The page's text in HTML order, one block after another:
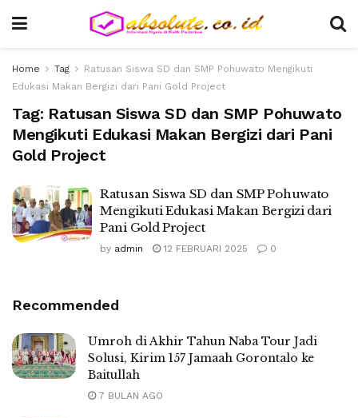
Home Tag
Ratusan Siswa SD dan SMP Pohuwato Mengikuti
Edukasi Makan Bergizi dari Pani Gold Project
Tag: Ratusan Siswa SD dan SMP Pohuwato
Mengikuti Edukasi Makan Bergizi dari Pani
Gold Project
Ratusan Siswa SD dan SMP Pohuwato
Mengikuti Edukasi Makan Bergizi dari
Pani Gold Project
by admin 12 FEBRUARI 2025 0
Recommended
Umroh di Akhir Tahun Naba Tour Jadi
Solusi, Kirim 157 Jamaah Gorontalo ke
Baitullah
7 BULAN AGO